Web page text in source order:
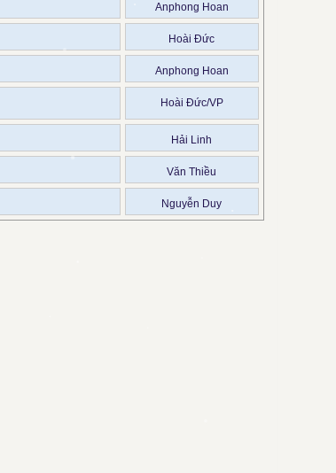
Anphong Hoan
Hoài Đức
Anphong Hoan
Hoài Đức/VP
Hải Linh
Văn Thiều
Nguyễn Duy